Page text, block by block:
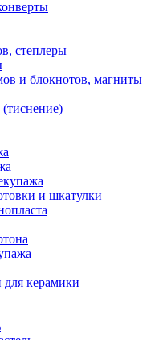
степлеры
и блокнотов, магниты
и шкатулки
керамики